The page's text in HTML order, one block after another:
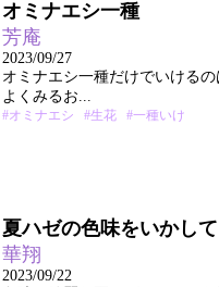
オミナエシ一種
芳庵
2023/09/27
オミナエシ一種だけでいける
よくみるお...
#オミナエシ #生花 #一種いけ
夏ハゼの色味をいかして
華翔
2023/09/22